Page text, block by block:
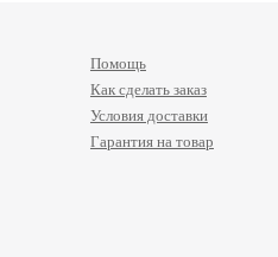
Помощь
Как сделать заказ
Условия доставки
Гарантия на товар